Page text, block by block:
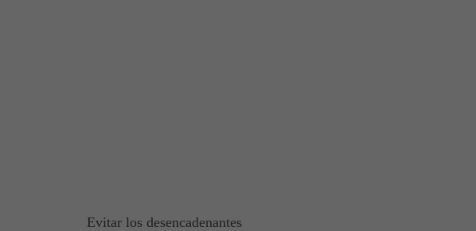
Evitar los desencadenantes